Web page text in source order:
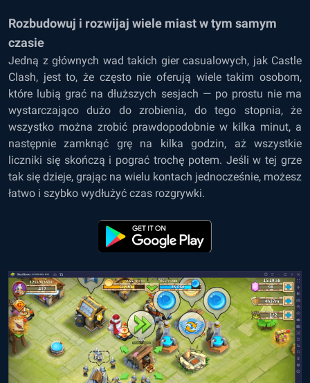
Rozbudowuj i rozwijaj wiele miast w tym samym
czasie
Jedną z głównych wad takich gier casualowych, jak Castle
Clash, jest to, że często nie oferują wiele takim osobom,
które lubią grać na dłuższych sesjach — po prostu nie ma
wystarczająco dużo do zrobienia, do tego stopnia, że
wszystko można zrobić prawdopodobnie w kilka minut, a
następnie zamknąć grę na kilka godzin, aż wszystkie
liczniki się skończą i pograć trochę potem. Jeśli w tej grze
tak się dzieje, grając na wielu kontach jednocześnie, możesz
łatwo i szybko wydłużyć czas rozgrywki.